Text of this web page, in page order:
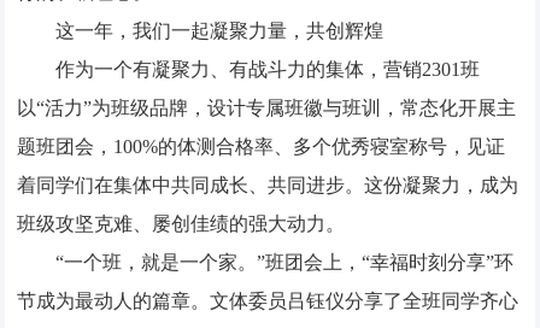
这一年，我们一起凝聚力量，共创辉煌
作为一个有凝聚力、有战斗力的集体，营销2301班
以“活力”为班级品牌，设计专属班徽与班训，常态化开展主
题班团会，100%的体测合格率、多个优秀寝室称号，见证
着同学们在集体中共同成长、共同进步。这份凝聚力，成为
班级攻坚克难、屡创佳绩的强大动力。
“一个班，就是一个家。”班团会上，“幸福时刻分享”环
节成为最动人的篇章。文体委员吕钰仪分享了全班同学齐心